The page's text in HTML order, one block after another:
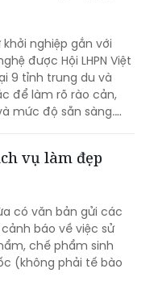
nghiệp gắn với
được Hội LHPN Việt
9 tỉnh trung du và
để làm rõ rào cản,
mức độ sẵn sàng.
vụ làm đẹp
có văn bản gửi các
báo về việc sử
chế phẩm sinh
(không phải tế bào